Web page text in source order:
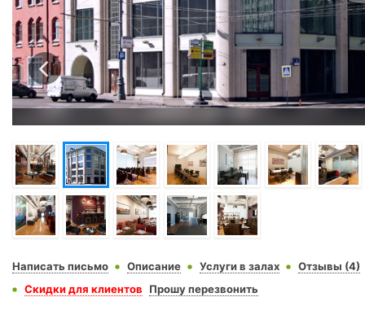
Написать письмо Описание Услуги в залах
Отзывы (4)
Скидки для клиентов
Прошу перезвонить